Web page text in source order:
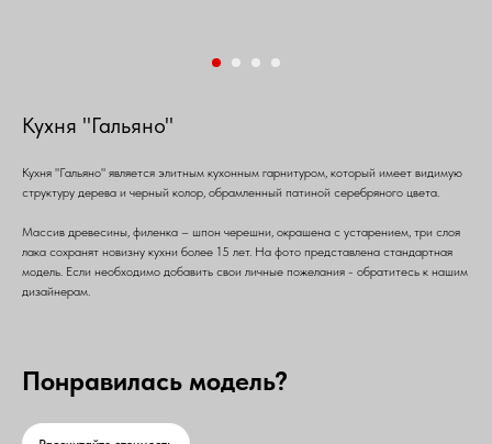
Кухня "Гальяно"
Кухня "Гальяно" является элитным кухонным гарнитуром, который имеет видимую
структуру дерева и черный колор, обрамленный патиной серебряного цвета.
Массив древесины, филенка – шпон черешни, окрашена с устарением, три слоя
лака сохранят новизну кухни более 15 лет. На фото представлена стандартная
модель. Если необходимо добавить свои личные пожелания - обратитесь к нашим
дизайнерам.
Понравилась модель?